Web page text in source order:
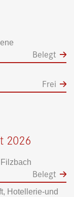
Belegt
Frei
2026
Belegt
Hotellerie-und